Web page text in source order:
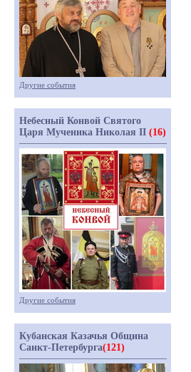
Другие события
Небесный Конвой Святого
Царя Мученика Николая II (16)
Другие события
Кубанская Казачья Община
Санкт-Петербурга(121)